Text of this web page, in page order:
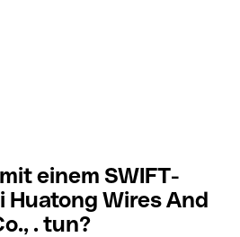
einem SWIFT-
Huatong Wires And
. tun?